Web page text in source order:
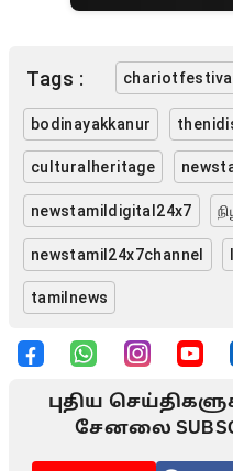
Tags : chariotfestival
bodinayakkanur
culturalheritage
newstamildigital24x7
newstamil24x7channel
tamilnews
புதிய
சேனலை